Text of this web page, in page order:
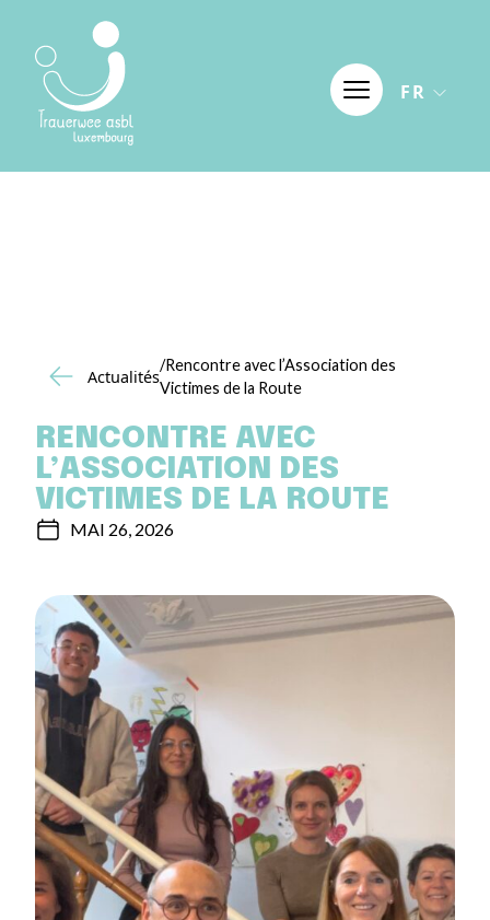
FR
Actualités
/Rencontre avec l’Association des
Victimes de la Route
RENCONTRE AVEC
L’ASSOCIATION DES
VICTIMES DE LA ROUTE
MAI 26, 2026